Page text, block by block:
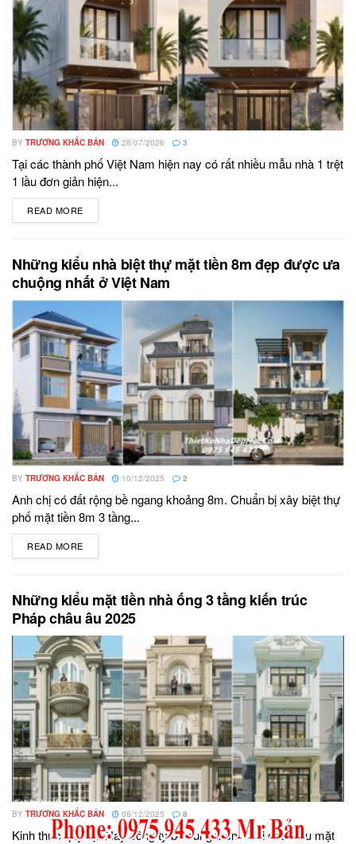
BY TRƯƠNG KHẮC BẢN 28/07/2026 3
Tại các thành phố Việt Nam hiện nay có rất nhiều mẫu nhà 1 trệt
1 lầu đơn giản hiện...
READ MORE
Những kiểu nhà biệt thự mặt tiền 8m đẹp được ưa
chuộng nhất ở Việt Nam
BY TRƯƠNG KHẮC BẢN 10/12/2025 2
Anh chị có đất rộng bề ngang khoảng 8m. Chuẩn bị xây biệt thự
phố mặt tiền 8m 3 tầng...
READ MORE
Những kiểu mặt tiền nhà ống 3 tầng kiến trúc
Pháp châu âu 2025
BY TRƯƠNG KHẮC BẢN 08/12/2025 8
Kinh thưc quý vị.! Nay công ty bổ sung thêm mới các kiểu mặt